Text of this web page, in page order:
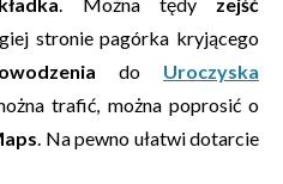
stronie pagórka kryjącego
do Uroczyska
trafić, można poprosić o
. Na pewno ułatwi dotarcie